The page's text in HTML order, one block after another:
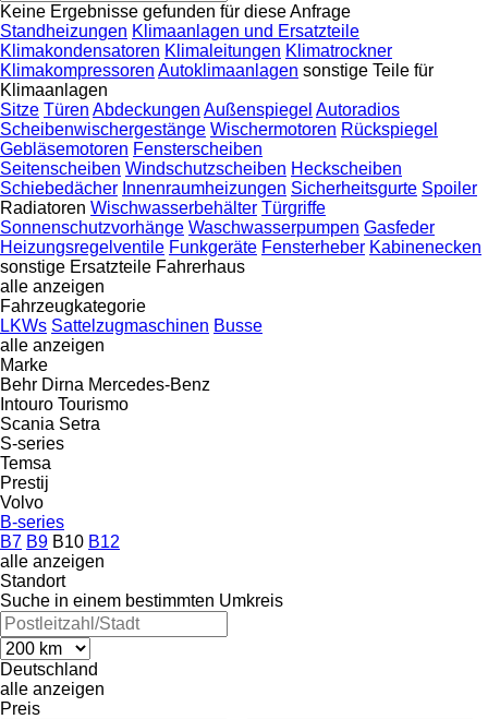
Keine Ergebnisse gefunden für diese Anfrage
Standheizungen Klimaanlagen und Ersatzteile
Klimakondensatoren Klimaleitungen Klimatrockner
Klimakompressoren Autoklimaanlagen sonstige Teile für
Klimaanlagen
Sitze Türen Abdeckungen Außenspiegel Autoradios
Scheibenwischergestänge Wischermotoren Rückspiegel
Gebläsemotoren Fensterscheiben
Seitenscheiben Windschutzscheiben Heckscheiben
Schiebedächer Innenraumheizungen Sicherheitsgurte Spoiler
Radiatoren Wischwasserbehälter Türgriffe
Sonnenschutzvorhänge Waschwasserpumpen Gasfeder
Heizungsregelventile Funkgeräte Fensterheber Kabinenecken
sonstige Ersatzteile Fahrerhaus
alle anzeigen
Fahrzeugkategorie
LKWs Sattelzugmaschinen Busse
alle anzeigen
Marke
Behr Dirna Mercedes-Benz
Intouro Tourismo
Scania Setra
S-series
Temsa
Prestij
Volvo
B-series
B7 B9 B10 B12
alle anzeigen
Standort
Suche in einem bestimmten Umkreis
Deutschland
alle anzeigen
Preis